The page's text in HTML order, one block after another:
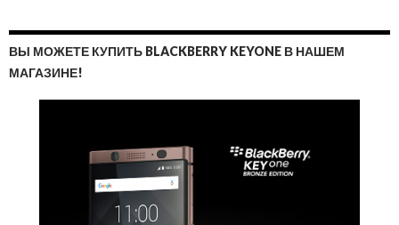
ВЫ МОЖЕТЕ КУПИТЬ BLACKBERRY KEYONE В НАШЕМ
МАГАЗИНЕ!